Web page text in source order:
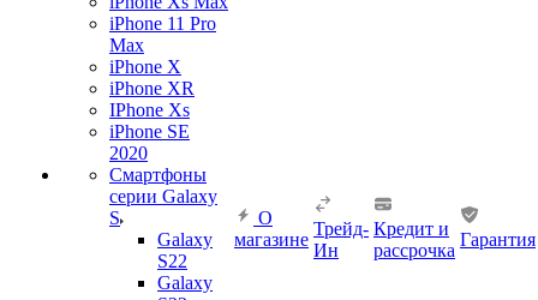
iPhone 11 Pro
Max
iPhone X
iPhone XR
IPhone Xs
iPhone SE
2020
Смартфоны
серии Galaxy
S
Galaxy
S22
Galaxy
О
магазине
Трейд-
Ин
Кредит и
рассрочка
Гарантия